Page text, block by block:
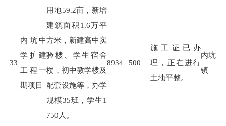
33
内坑中
学扩建
工程一
期项目
用地59.2亩，新增
建筑面积 1.6万平
方米，新建高中实
验楼、学生宿舍
楼，初中教学楼及
配套设施等，办学
规模35班，学生1
750 人。
8934 500
施工证已办
理，正在进行
土地平整。
内坑
镇